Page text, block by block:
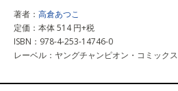
著者： 高倉あつこ
定価：本体 514 円+税
ISBN：978-4-253-14746-0
レーベル：ヤングチャンピオン・コミックス